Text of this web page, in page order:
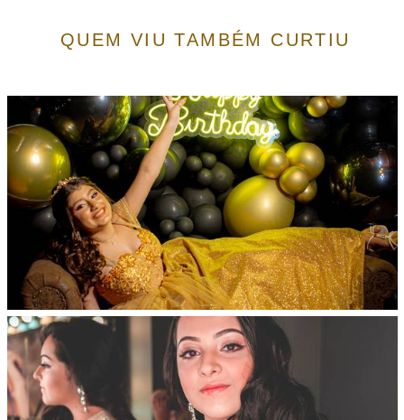
QUEM VIU TAMBÉM CURTIU